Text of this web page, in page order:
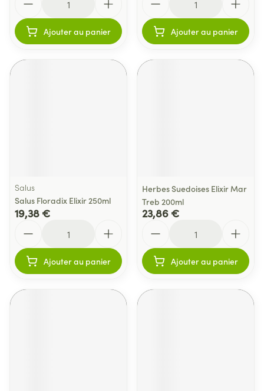
Ajouter au panier Ajouter au panier
Salus
Salus Floradix Elixir 250ml
19,38 €
Ajouter au panier
Herbes Suedoises Elixir Mar
Treb 200ml
23,86 €
Ajouter au panier